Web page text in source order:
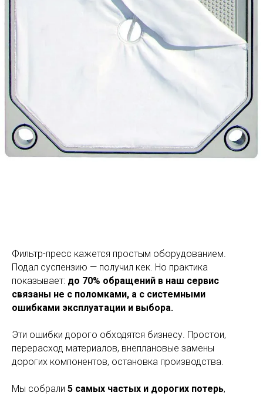
Фильтр-пресс кажется простым оборудованием.
Подал суспензию — получил кек. Но практика
показывает: до 70% обращений в наш сервис
связаны не с поломками, а с системными
ошибками эксплуатации и выбора.
Эти ошибки дорого обходятся бизнесу. Простои,
перерасход материалов, внеплановые замены
дорогих компонентов, остановка производства.
Мы собрали 5 самых частых и дорогих потерь,